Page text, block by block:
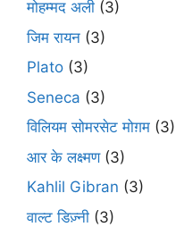
मोहम्मद अली (3)
जिम रायन (3)
Plato (3)
Seneca (3)
विलियम सोमरसेट मोग़म (3)
आर के लक्ष्मण(3)
Kahlil Gibran (3)
वाल्ट डिज़्नी (3)